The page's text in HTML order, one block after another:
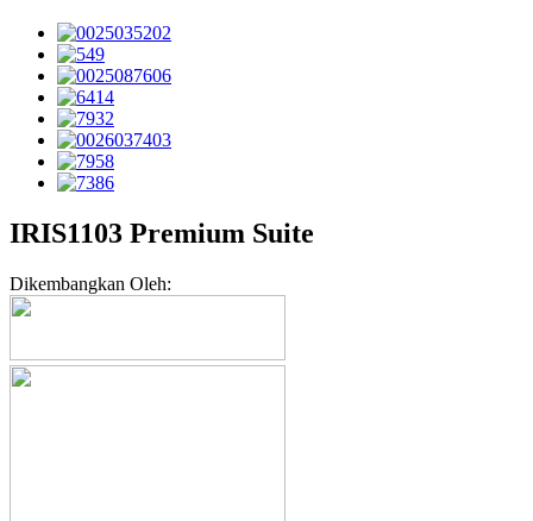
IRIS1103 Premium Suite
Dikembangkan Oleh: